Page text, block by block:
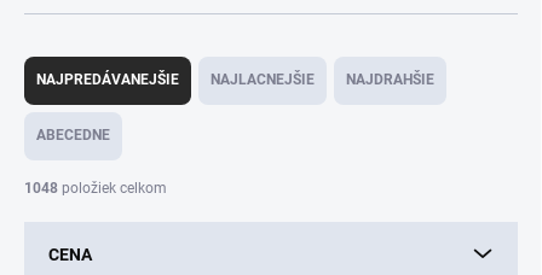
R
d
i
NAJPREDÁVANEJŠIE NAJLACNEJŠIE NAJDRAHŠIE
ABECEDNE
1048 položiek celkom
CENA